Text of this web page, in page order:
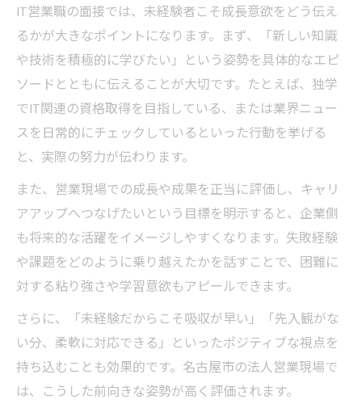
面接で落ち着いて話せる自分を作る方法
IT営業面接で聞かれやすい質問の傾向
成長意欲を伝えるための面接自己分析術
成長意欲が光るIT営業面接での自己PR例
未経験者の挑戦を伝える効果的な自己PR法
IT営業面接で成長意欲を強調する伝え方
法人営業志望者が面接で語るべき強みとは
面接で未経験からの学びをアピールする方
法
IT業界志望の面接で響く自己PRポイント
未経験からIT営業職へ面接で夢を実現する道
IT営業面接で夢を描くためのステップ
未経験からキャリアを実現する面接戦略
法人向けIT営業職に挑戦する面接の心構え
IT営業職の面接では、未経験者こそ成長意欲をどう伝え
るかが大きなポイントになります。まず、「新しい知識
や技術を積極的に学びたい」という姿勢を具体的なエピ
ソードとともに伝えることが大切です。たとえば、独学
でIT関連の資格取得を目指している、または業界ニュー
スを日常的にチェックしているといった行動を挙げる
と、実際の努力が伝わります。
また、営業現場での成長や成果を正当に評価し、キャリ
アアップへつなげたいという目標を明示すると、企業側
も将来的な活躍をイメージしやすくなります。失敗経験
や課題をどのように乗り越えたかを話すことで、困難に
対する粘り強さや学習意欲もアピールできます。
さらに、「未経験だからこそ吸収が早い」「先入観がな
い分、柔軟に対応できる」といったポジティブな視点を
持ち込むことも効果的です。名古屋市の法人営業現場で
は、こうした前向きな姿勢が高く評価されます。